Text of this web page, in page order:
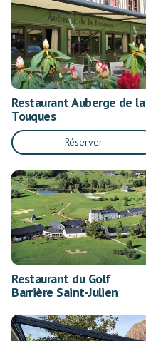
Restaurant Auberge de la
Touques
Réserver
Restaurant du Golf
Barrière Saint-Julien